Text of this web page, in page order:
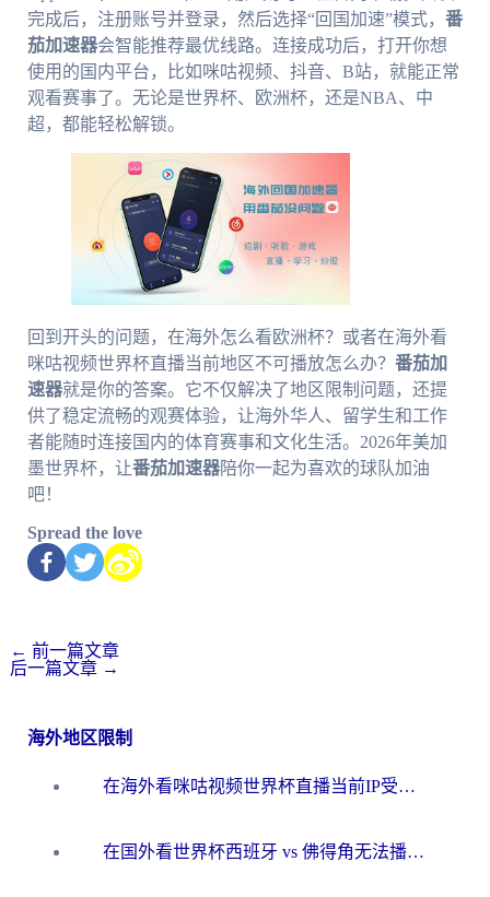
完成后，注册账号并登录，然后选择“回国加速”模式， 番
茄加速器会智能推荐最优线路。连接成功后，打开你想
使用的国内平台，比如咪咕视频、抖音、B站，就能正常
观看赛事了。无论是世界杯、欧洲杯，还是NBA、中
超，都能轻松解锁。
回到开头的问题，在海外怎么看欧洲杯？或者在海外看
咪咕视频世界杯直播当前地区不可播放怎么办？ 番茄加
速器就是你的答案。它不仅解决了地区限制问题，还提
供了稳定流畅的观赛体验，让海外华人、留学生和工作
者能随时连接国内的体育赛事和文化生活。2026年美加
墨世界杯，让番茄加速器陪你一起为喜欢的球队加油
吧！
Spread the love
← 前一篇文章
后一篇文章 →
海外地区限制
在海外看咪咕视频世界杯直播当前IP受限制？这篇指南帮你搞定所有体育赛事观看难题
在国外看世界杯西班牙 vs 佛得角无法播放？这篇指南帮你解锁所有中文体育直播